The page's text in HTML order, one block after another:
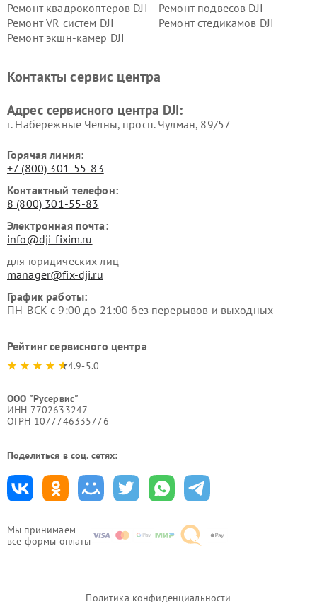
Мы принимаем
все формы оплаты
Ремонт квадрокоптеров DJI
Ремонт подвесов DJI
Ремонт VR систем DJI
Ремонт стедикамов DJI
Ремонт экшн-камер DJI
Контакты сервис центра
Адрес сервисного центра DJI:
г. Набережные Челны, просп. Чулман, 89/57
Горячая линия:
+7 (800) 301-55-83
Контактный телефон:
8 (800) 301-55-83
Электронная почта:
info@dji-fixim.ru
для юридических лиц
manager@fix-dji.ru
График работы:
ПН-ВСК с 9:00 до 21:00 без перерывов и выходных
Рейтинг сервисного центра
4.9-5.0
ООО "Русервис"
ИНН 7702633247
ОГРН 1077746335776
Поделиться в соц. сетях:
Политика конфиденциальности